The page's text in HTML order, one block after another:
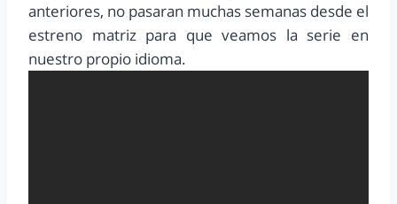
anteriores, no pasaran muchas semanas desde el
estreno matriz para que veamos la serie en
nuestro propio idioma.